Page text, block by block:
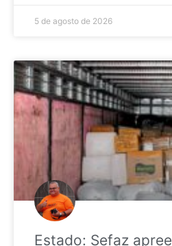
5 de agosto de 2026
Estado: Sefaz